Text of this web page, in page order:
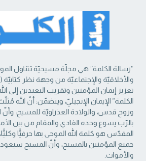
“رسالة الكلمة” هي مجلّة مسيحيّة تتناول
والأخلاقيّة والإجتماعيّة من ‏وجهة نظر كتابيّة
تعزيز إيمان المؤمنين وتقريب البعيدين إلى
‏الكلمة” الإيمان الإنجيليّ، ويتضمّن: أنّ الله
وروح قدس، والولادة العذراويّة ‏للمسيح، وأنّ
بالرّب يسوع وحده الفادي والمقام من بين
‏المقدّس هو كلمة الله الموحى بها حرفيًّا
جميع المؤمنين بالمسيح، وأنّ المسيح ‏سيعود
والأموات. ‏